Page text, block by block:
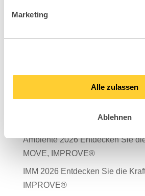
Marketing
Alle zulassen
Ablehnen
Nachhaltigkeitsbericht 2025 ist da!
TDR – Tag der
Ambiente 2026 Entdecken Sie
MOVE, IMPROVE®
IMM 2026 Entdecken Sie die
IMPROVE®